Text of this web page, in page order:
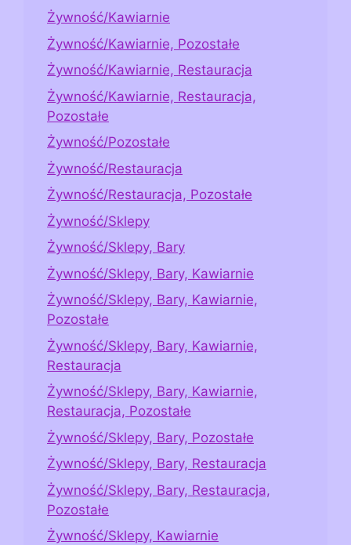
Żywność/Kawiarnie
Żywność/Kawiarnie, Pozostałe
Żywność/Kawiarnie, Restauracja
Żywność/Kawiarnie, Restauracja,
Pozostałe
Żywność/Pozostałe
Żywność/Restauracja
Żywność/Restauracja, Pozostałe
Żywność/Sklepy
Żywność/Sklepy, Bary
Żywność/Sklepy, Bary, Kawiarnie
Żywność/Sklepy, Bary, Kawiarnie,
Pozostałe
Żywność/Sklepy, Bary, Kawiarnie,
Restauracja
Żywność/Sklepy, Bary, Kawiarnie,
Restauracja, Pozostałe
Żywność/Sklepy, Bary, Pozostałe
Żywność/Sklepy, Bary, Restauracja
Żywność/Sklepy, Bary, Restauracja,
Pozostałe
Żywność/Sklepy, Kawiarnie